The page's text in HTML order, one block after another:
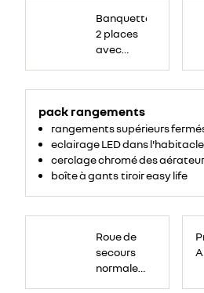
rangement
ordinateur
écritoire,
rangement
litres
sous
assise.
Banquette
2 places
avec
tablette
écritoire
et assise
relevable
pack rangements
rangements supérieurs
eclairage LED dans l'habitacle
cerclage chromé des
boîte à gants tiroir easy life
Roue de
secours
normale